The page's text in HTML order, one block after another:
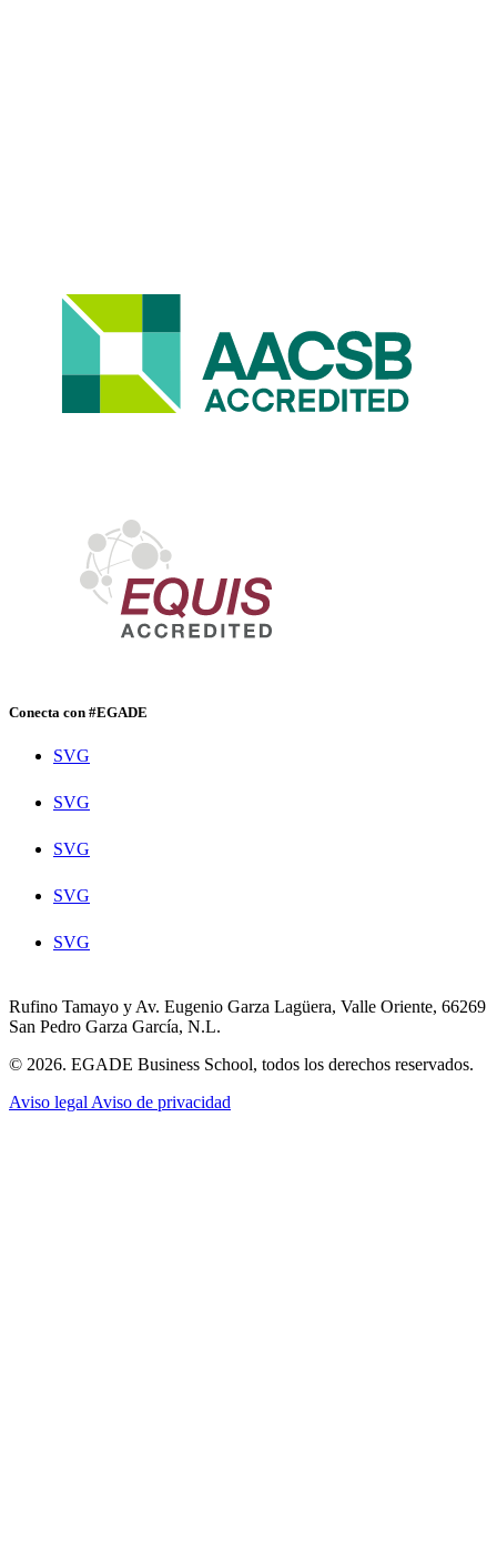
Conecta con #EGADE
SVG
SVG
SVG
SVG
SVG
Rufino Tamayo y Av. Eugenio Garza Lagüera, Valle Oriente, 66269
San Pedro Garza García, N.L.
© 2026. EGADE Business School, todos los derechos reservados.
Aviso legal Aviso de privacidad